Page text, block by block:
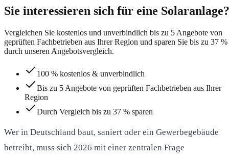
Sie interessieren sich für eine Solaranlage?
Vergleichen Sie kostenlos und unverbindlich bis zu 5 Angebote von
geprüften Fachbetrieben aus Ihrer Region und sparen Sie bis zu 37 %
durch unseren Angebotsvergleich.
100 % kostenlos & unverbindlich
Bis zu 5 Angebote von geprüften Fachbetrieben aus Ihrer
Region
Durch Vergleich bis zu 37 % sparen
Wer in Deutschland baut, saniert oder ein Gewerbegebäude
betreibt, muss sich 2026 mit einer zentralen Frage